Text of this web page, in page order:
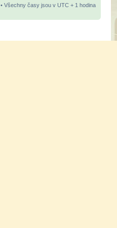
• Všechny časy jsou v UTC + 1 hodina